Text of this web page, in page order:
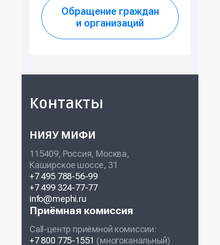
Обращение граждан
и организаций
Контакты
НИЯУ МИФИ
115409, Россия, Москва,
Каширское шоссе, 31
+7 495 788-56-99
+7 499 324-77-77
info@mephi.ru
Приёмная комиссия
Call-центр приёмной комиссии:
+7 800 775-1551 (многоканальный)